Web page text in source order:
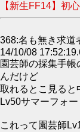
【新生FF14】初
368:名も無き求道
14/10/08
園芸師の採集手
んだけど
取れるとこ見る
Lv50サマーフォー
これって園芸師